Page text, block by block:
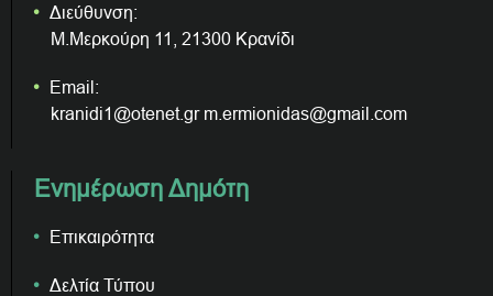
Διεύθυνση:
Μ.Μερκούρη 11, 21300 Κρανίδι
Email:
kranidi1@otenet.gr m.ermionidas@gmail.com
Ενημέρωση Δημότη
Επικαιρότητα
Δελτία Τύπου